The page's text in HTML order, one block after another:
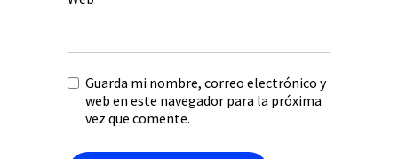
Guarda mi nombre, correo electrónico y
web en este navegador para la próxima
vez que comente.